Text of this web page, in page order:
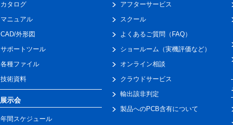
カタログ
マニュアル
CAD/外形図
サポートツール
各種ファイル
技術資料
展示会
年間スケジュール
アフターサービス
スクール
よくあるご質問（FAQ）
ショールーム（実機評価など）
オンライン相談
クラウドサービス
輸出該非判定
製品へのPCB含有について